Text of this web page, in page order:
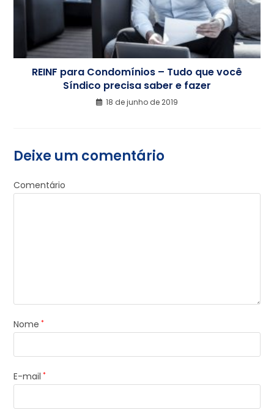
REINF para Condomínios – Tudo que você
Síndico precisa saber e fazer
18 de junho de 2019
Deixe um comentário
Comentário
Nome *
E-mail *